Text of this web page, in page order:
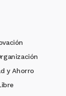
y Ahorro